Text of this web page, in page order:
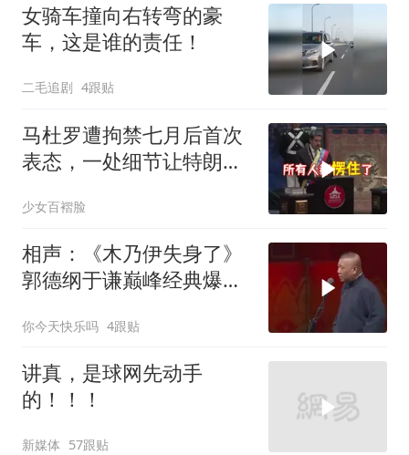
女骑车撞向右转弯的豪
车，这是谁的责任！
二毛追剧 4跟贴
马杜罗遭拘禁七月后首次
表态，一处细节让特朗普
少女百褶脸
相声：《木乃伊失身了》
郭德纲于谦巅峰经典爆笑
你今天快乐吗 4跟贴
讲真，是球网先动手
的！！！
新媒体 57跟贴